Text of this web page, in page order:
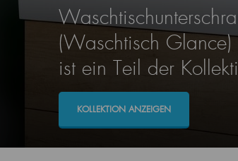
(Waschtisch Glance)
ist ein Teil der
KOLLEKTION ANZEIGEN